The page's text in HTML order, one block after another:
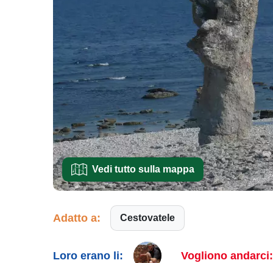
Vedi tutto sulla mappa
Adatto a: Cestovatele
Loro erano li: Vogliono andarci: